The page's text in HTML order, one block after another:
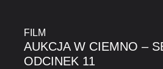
FILM
AUKCJA W CIEMNO –
ODCINEK 11